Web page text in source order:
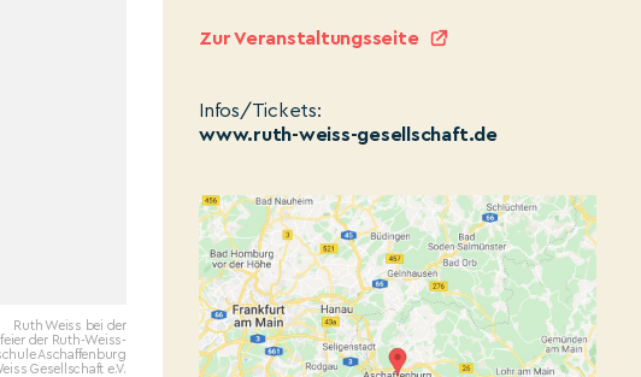
Ruth Weiss bei der
der Ruth-Weiss-
Aschaffenburg
Gesellschaft e.V.
Zur Veranstaltungsseite
Infos/Tickets:
www.ruth-weiss-gesellschaft.de